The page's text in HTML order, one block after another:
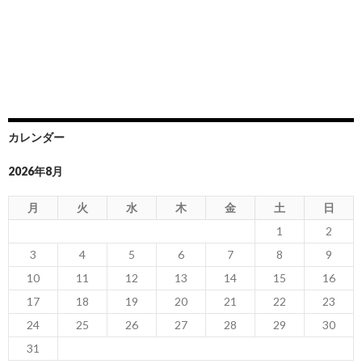
カレンダー
2026年8月
月 火 水 木 金 土
日
1
2
3
4 5 6 7 8
9
10
11 12 13 14 15
16
17
18 19 20 21 22
23
24
25 26 27 28 29
30
31